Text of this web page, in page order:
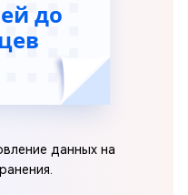
до
данных на